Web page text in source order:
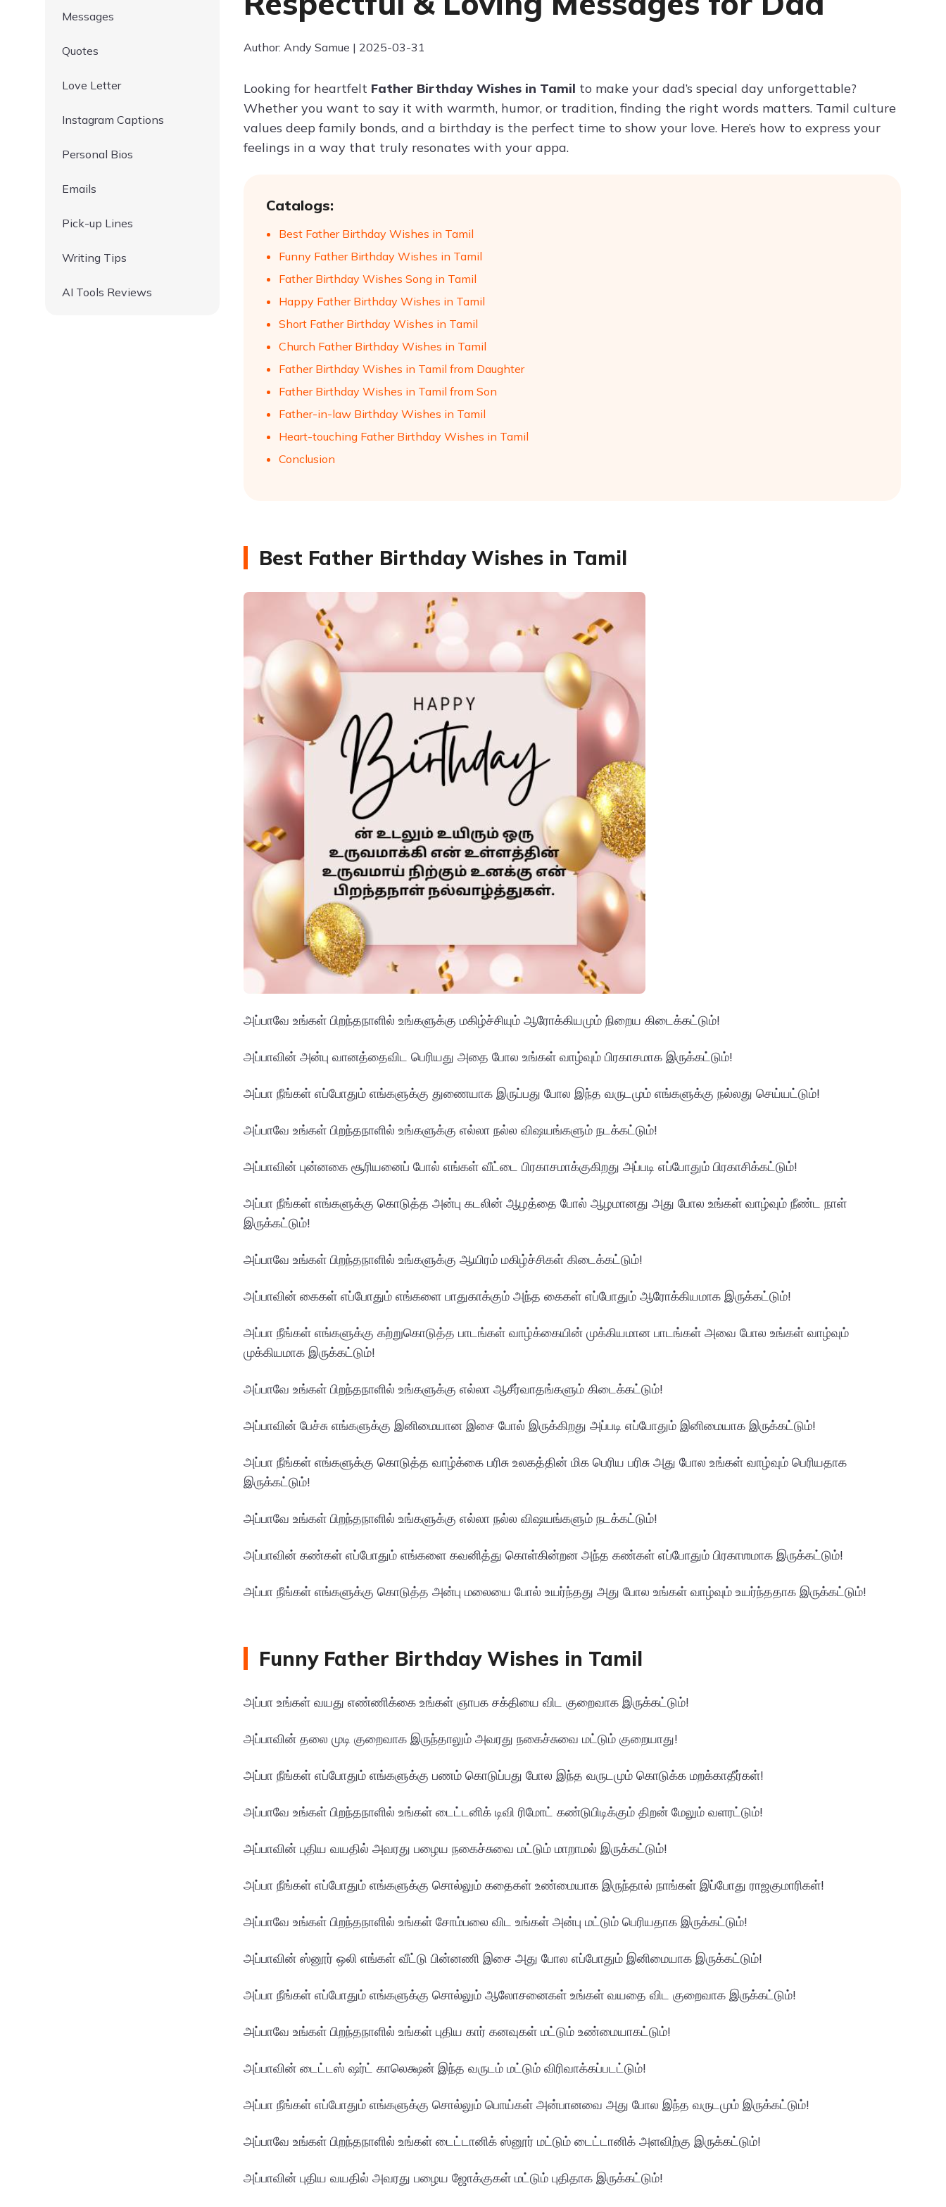
Try ChatPDF For Free
Messages
Quotes
Love Letter
Instagram Captions
Personal Bios
Emails
Pick-up Lines
Writing Tips
AI Tools Reviews
Author: Andy Samue | 2025-03-31
Looking for heartfelt Father Birthday Wishes in Tamil to make your dad’s special day unforgettable?
Whether you want to say it with warmth, humor, or tradition, finding the right words matters. Tamil culture
values deep family bonds, and a birthday is the perfect time to show your love. Here’s how to express your
feelings in a way that truly resonates with your appa.
Catalogs:
Best Father Birthday Wishes in Tamil
Funny Father Birthday Wishes in Tamil
Father Birthday Wishes Song in Tamil
Happy Father Birthday Wishes in Tamil
Short Father Birthday Wishes in Tamil
Church Father Birthday Wishes in Tamil
Father Birthday Wishes in Tamil from Daughter
Father Birthday Wishes in Tamil from Son
Father-in-law Birthday Wishes in Tamil
Heart-touching Father Birthday Wishes in Tamil
Conclusion
Best Father Birthday Wishes in Tamil
அப்பாவே உங்கள் பிறந்தநாளில் உங்களுக்கு மகிழ்ச்சியும் ஆரோக்கியமும் நிறைய கிடைக்கட்டும்!
அப்பாவின் அன்பு வானத்தைவிட பெரியது அதை போல உங்கள் வாழ்வும் பிரகாசமாக இருக்கட்டும்!
அப்பா நீங்கள் எப்போதும் எங்களுக்கு துணையாக இருப்பது போல இந்த வருடமும் எங்களுக்கு நல்லது செய்யட்டும்!
அப்பாவே உங்கள் பிறந்தநாளில் உங்களுக்கு எல்லா நல்ல விஷயங்களும் நடக்கட்டும்!
அப்பாவின் புன்னகை சூரியனைப் போல் எங்கள் வீட்டை பிரகாசமாக்குகிறது அப்படி எப்போதும் பிரகாசிக்கட்டும்!
அப்பா நீங்கள் எங்களுக்கு கொடுத்த அன்பு கடலின் ஆழத்தை போல் ஆழமானது அது போல உங்கள் வாழ்வும் நீண்ட நாள்
இருக்கட்டும்!
அப்பாவே உங்கள் பிறந்தநாளில் உங்களுக்கு ஆயிரம் மகிழ்ச்சிகள் கிடைக்கட்டும்!
அப்பாவின் கைகள் எப்போதும் எங்களை பாதுகாக்கும் அந்த கைகள் எப்போதும் ஆரோக்கியமாக இருக்கட்டும்!
அப்பா நீங்கள் எங்களுக்கு கற்றுகொடுத்த பாடங்கள் வாழ்க்கையின் முக்கியமான பாடங்கள் அவை போல உங்கள் வாழ்வும்
முக்கியமாக இருக்கட்டும்!
அப்பாவே உங்கள் பிறந்தநாளில் உங்களுக்கு எல்லா ஆசீர்வாதங்களும் கிடைக்கட்டும்!
அப்பாவின் பேச்சு எங்களுக்கு இனிமையான இசை போல் இருக்கிறது அப்படி எப்போதும் இனிமையாக இருக்கட்டும்!
அப்பா நீங்கள் எங்களுக்கு கொடுத்த வாழ்க்கை பரிசு உலகத்தின் மிக பெரிய பரிசு அது போல உங்கள் வாழ்வும் பெரியதாக
இருக்கட்டும்!
அப்பாவே உங்கள் பிறந்தநாளில் உங்களுக்கு எல்லா நல்ல விஷயங்களும் நடக்கட்டும்!
அப்பாவின் கண்கள் எப்போதும் எங்களை கவனித்து கொள்கின்றன அந்த கண்கள் எப்போதும் பிரகாஶமாக இருக்கட்டும்!
அப்பா நீங்கள் எங்களுக்கு கொடுத்த அன்பு மலையை போல் உயர்ந்தது அது போல உங்கள் வாழ்வும் உயர்ந்ததாக இருக்கட்டும்!
Funny Father Birthday Wishes in Tamil
அப்பா உங்கள் வயது எண்ணிக்கை உங்கள் ஞாபக சக்தியை விட குறைவாக இருக்கட்டும்!
அப்பாவின் தலை முடி குறைவாக இருந்தாலும் அவரது நகைச்சுவை மட்டும் குறையாது!
அப்பா நீங்கள் எப்போதும் எங்களுக்கு பணம் கொடுப்பது போல இந்த வருடமும் கொடுக்க மறக்காதீர்கள்!
அப்பாவே உங்கள் பிறந்தநாளில் உங்கள் டைட்டனிக் டிவி ரிமோட் கண்டுபிடிக்கும் திறன் மேலும் வளரட்டும்!
அப்பாவின் புதிய வயதில் அவரது பழைய நகைச்சுவை மட்டும் மாறாமல் இருக்கட்டும்!
அப்பா நீங்கள் எப்போதும் எங்களுக்கு சொல்லும் கதைகள் உண்மையாக இருந்தால் நாங்கள் இப்போது ராஜகுமாரிகள்!
அப்பாவே உங்கள் பிறந்தநாளில் உங்கள் சோம்பலை விட உங்கள் அன்பு மட்டும் பெரியதாக இருக்கட்டும்!
அப்பாவின் ஸ்னூர் ஒலி எங்கள் வீட்டு பின்னணி இசை அது போல எப்போதும் இனிமையாக இருக்கட்டும்!
அப்பா நீங்கள் எப்போதும் எங்களுக்கு சொல்லும் ஆலோசனைகள் உங்கள் வயதை விட குறைவாக இருக்கட்டும்!
அப்பாவே உங்கள் பிறந்தநாளில் உங்கள் புதிய கார் கனவுகள் மட்டும் உண்மையாகட்டும்!
அப்பாவின் டைட்டஸ் ஷர்ட் காலெக்ஷன் இந்த வருடம் மட்டும் விரிவாக்கப்படட்டும்!
அப்பா நீங்கள் எப்போதும் எங்களுக்கு சொல்லும் பொய்கள் அன்பானவை அது போல இந்த வருடமும் இருக்கட்டும்!
அப்பாவே உங்கள் பிறந்தநாளில் உங்கள் டைட்டானிக் ஸ்னூர் மட்டும் டைட்டானிக் அளவிற்கு இருக்கட்டும்!
அப்பாவின் புதிய வயதில் அவரது பழைய ஜோக்குகள் மட்டும் புதிதாக இருக்கட்டும்!